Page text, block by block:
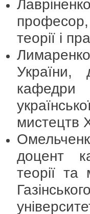
професор,
теорії і
України,
кафедри
мистецтв
доцент
теорії та